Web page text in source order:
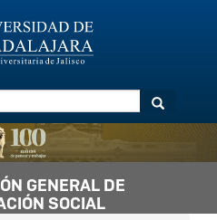
Buscar
GENERAL DE
SOCIAL